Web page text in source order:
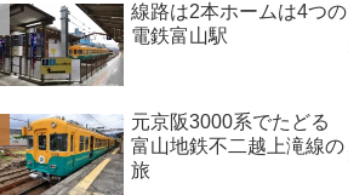
線路は2本ホームは4つの
電鉄富山駅
元京阪3000系でたどる
富山地鉄不二越上滝線の
旅